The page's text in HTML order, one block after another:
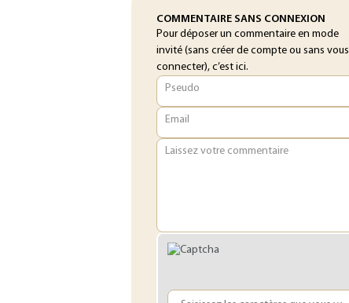
COMMENTAIRE SANS CONNEXION
Pour déposer un commentaire en mode
invité (sans créer de compte ou sans vous
connecter), c’est ici.
Pseudo
Email
Laissez votre commentaire